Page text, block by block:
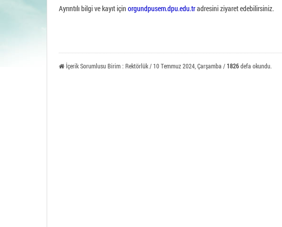
Tavşanlı Meslek Yüksekokulu
Ayrıntılı bilgi ve kayıt içinorgundpusem.dpu.edu.tradresini ziyaret edebilirsiniz.
İçerik Sorumlusu Birim : Rektörlük / 10 Temmuz 2024, Çarşamba /1826defa okundu.